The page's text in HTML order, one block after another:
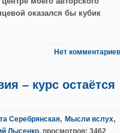
оказался бы кубик
Нет
– курс остаётся
Серебрянская, Мысли вслух,
Лысенко, просмотров: 3462